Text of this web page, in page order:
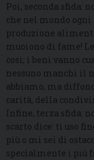
Poi, seconda sfida:
che nel mondo ogni
produzione
muoiono di fame!
così; i beni vanno
nessuno manchi il
abbiamo, ma
carità, della
Infine, terza sfida:
scarto dice: ti uso
più o mi sei di
specialmente i più